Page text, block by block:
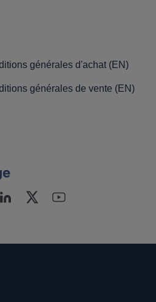
générales d'achat (EN)
générales de vente (EN)